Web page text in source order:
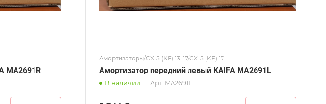
MA2691R
Амортизаторы/CX-5 (KE) 13-17/CX-5 (KF) 17-
Амортизатор передний левый KAIFA MA2691L
В наличии Арт. MA2691L